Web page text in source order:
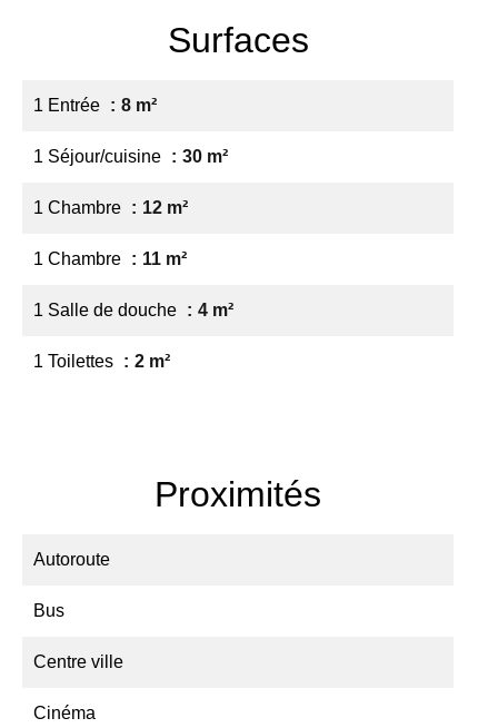
Surfaces
1 Entrée 8 m²
1 Séjour/cuisine 30 m²
1 Chambre 12 m²
1 Chambre 11 m²
1 Salle de douche 4 m²
1 Toilettes 2 m²
Proximités
Autoroute
Bus
Centre ville
Cinéma